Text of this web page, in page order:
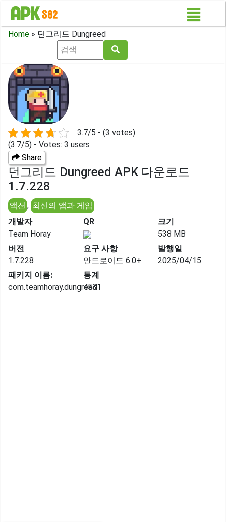
Home » 던그리드 Dungreed
3.7/5 - (3 votes)
(3.7/5) - Votes: 3 users
Share
던그리드 Dungreed APK 다운로드
1.7.228
액션 , 최신의 앱과 게임
개발자
Team Horay
QR
크기
538 MB
버전
1.7.228
요구 사항
안드로이드 6.0+
발행일
2025/04/15
패키지 이름:
com.teamhoray.dungreed
통계
4531